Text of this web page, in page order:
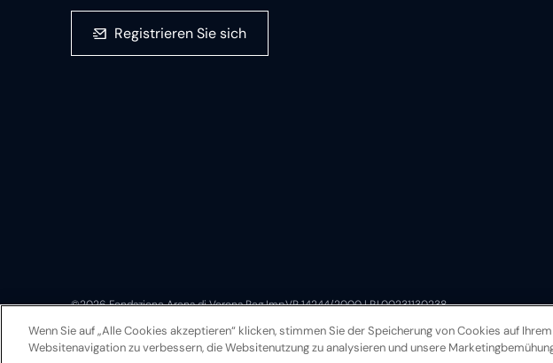
Wenn Sie auf „Alle Cookies akzeptieren“ klicken, stimmen Sie der Speicherung von Cookies auf
Websitenavigation zu verbessern, die Websitenutzung zu analysieren und unsere